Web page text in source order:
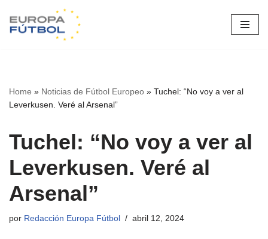
Saltar
Home » Noticias de Fútbol Europeo » Tuchel: “No voy a ver al
Leverkusen. Veré al Arsenal”
Tuchel: “No voy a ver al
Leverkusen. Veré al
Arsenal”
por Redacción Europa Fútbol abril 12, 2024